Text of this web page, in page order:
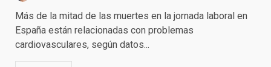
Más de la mitad de las muertes en la jornada laboral en
España están relacionadas con problemas
cardiovasculares, según datos...